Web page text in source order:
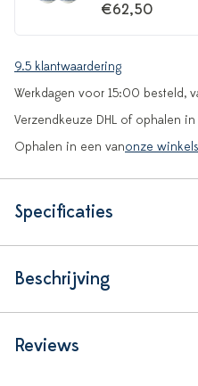
€62,50
9.5 klantwaardering
Werkdagen voor 15:00 besteld,
Verzendkeuze DHL of ophalen
Ophalen in een vanonze winkels
Specificaties
Beschrijving
Reviews